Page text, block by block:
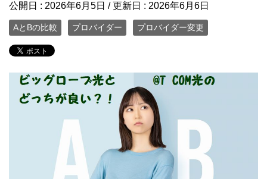
公開日 : 2026年6月5日 / 更新日 : 2026年6月6日
AとBの比較 プロバイダー プロバイダー変更